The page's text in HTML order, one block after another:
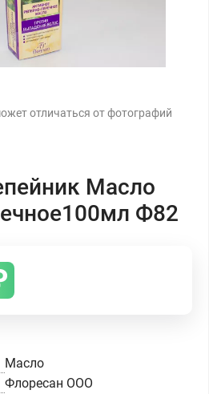
отличаться от фотографий
Масло
Ф82
Масло
Флоресан ООО